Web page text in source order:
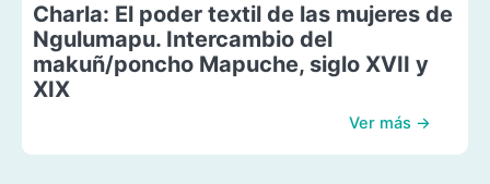
Charla: El poder textil de las mujeres de
Ngulumapu. Intercambio del
makuñ/poncho Mapuche, siglo XVII y
XIX
Ver más →